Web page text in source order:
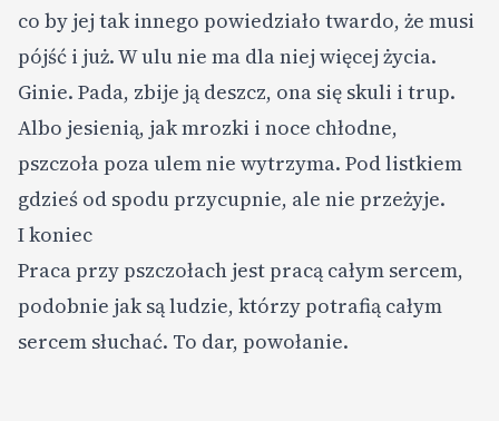
co by jej tak innego powiedziało twardo, że musi
pójść i już. W ulu nie ma dla niej więcej życia.
Ginie. Pada, zbije ją deszcz, ona się skuli i trup.
Albo jesienią, jak mrozki i noce chłodne,
pszczoła poza ulem nie wytrzyma. Pod listkiem
gdzieś od spodu przycupnie, ale nie przeżyje.
I koniec
Praca przy pszczołach jest pracą całym sercem,
podobnie jak są ludzie, którzy potrafią całym
sercem słuchać. To dar, powołanie.